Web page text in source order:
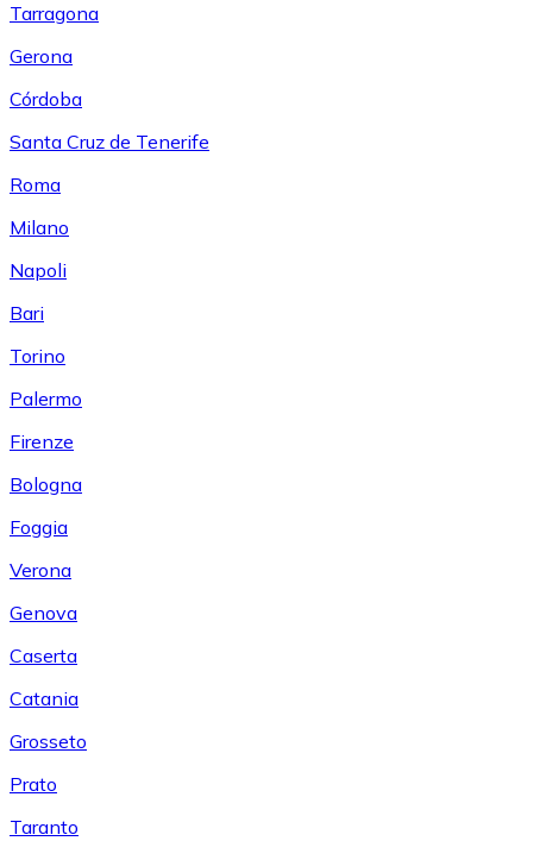
Tarragona
Gerona
Córdoba
Santa Cruz de Tenerife
Roma
Milano
Napoli
Bari
Torino
Palermo
Firenze
Bologna
Foggia
Verona
Genova
Caserta
Catania
Grosseto
Prato
Taranto